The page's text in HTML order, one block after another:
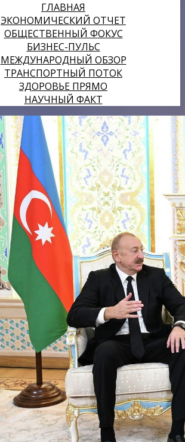
ГЛАВНАЯ
ЭКОНОМИЧЕСКИЙ ОТЧЕТ
ОБЩЕСТВЕННЫЙ ФОКУС
БИЗНЕС-ПУЛЬС
МЕЖДУНАРОДНЫЙ ОБЗОР
ТРАНСПОРТНЫЙ ПОТОК
ЗДОРОВЬЕ ПРЯМО
НАУЧНЫЙ ФАКТ